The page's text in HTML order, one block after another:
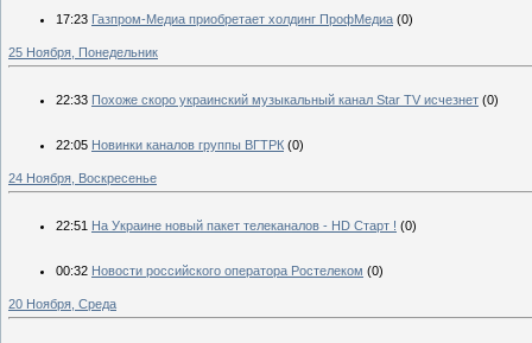
17:23 Газпром-Медиа приобретает холдинг ПрофМедиа (0)
25 Ноября, Понедельник
22:33 Похоже скоро украинский музыкальный канал Star TV исчезнет (0)
22:05 Новинки каналов группы ВГТРК (0)
24 Ноября, Воскресенье
22:51 На Украине новый пакет телеканалов - HD Старт ! (0)
00:32 Новости российского оператора Ростелеком (0)
20 Ноября, Среда